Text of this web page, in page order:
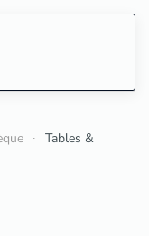
Tables &